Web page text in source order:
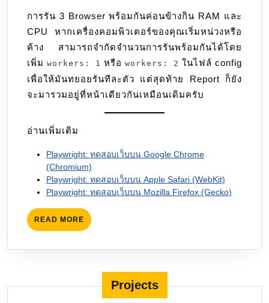
การรัน 3 Browser พร้อมกันค่อนข้างกิน RAM และ
CPU หากเครื่องคอมพิวเตอร์ของคุณเริ่มหน่วงหรือ
ค้าง สามารถจำกัดจำนวนการรันพร้อมกันได้โดย
เพิ่ม workers: 1 หรือ workers: 2 ในไฟล์ config
เพื่อให้มันทยอยรันทีละตัว แต่สุดท้าย Report ก็ยัง
จะมารวมอยู่ที่หน้าเดียวกันเหมือนเดิมครับ
อ่านเพิ่มเติม
Playwright: ทดสอบเว็บบน Google Chrome
(Chromium)
Playwright: ทดสอบเว็บบน Apple Safari (WebKit)
Playwright: ทดสอบเว็บบน Mozilla Firefox (Gecko)
READ MORE READ
MORE
Projects